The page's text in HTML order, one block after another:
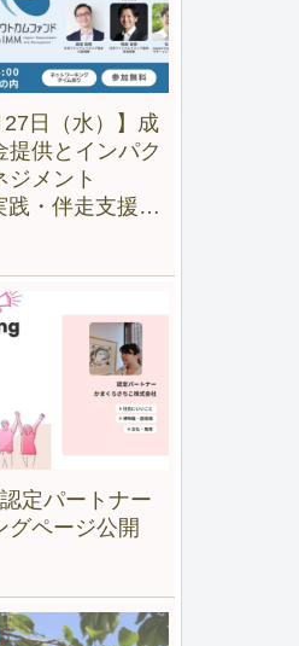
27日（水）】成
提供とインパク
ジメント
践・伴走支援の
「アウトカム
定パートナー
グページ公開